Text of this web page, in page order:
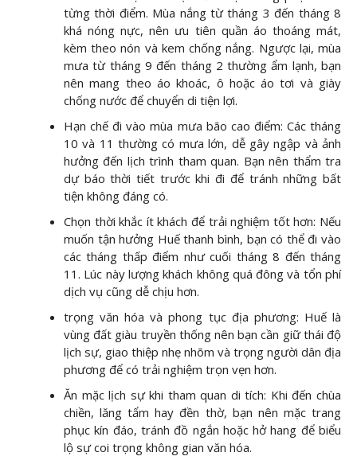
từng thời điểm. Mùa nắng từ tháng 3 đến tháng 8
khá nóng nực, nên ưu tiên quần áo thoáng mát,
kèm theo nón và kem chống nắng. Ngược lại, mùa
mưa từ tháng 9 đến tháng 2 thường ẩm lạnh, bạn
nên mang theo áo khoác, ô hoặc áo tơi và giày
chống nước để chuyển di tiện lợi.
Hạn chế đi vào mùa mưa bão cao điểm: Các tháng
10 và 11 thường có mưa lớn, dễ gây ngập và ảnh
hưởng đến lịch trình tham quan. Bạn nên thẩm tra
dự báo thời tiết trước khi đi để tránh những bất
tiện không đáng có.
Chọn thời khắc ít khách để trải nghiệm tốt hơn: Nếu
muốn tận hưởng Huế thanh bình, bạn có thể đi vào
các tháng thấp điểm như cuối tháng 8 đến tháng
11. Lúc này lượng khách không quá đông và tổn phí
dịch vụ cũng dễ chịu hơn.
trọng văn hóa và phong tục địa phương: Huế là
vùng đất giàu truyền thống nên bạn cần giữ thái độ
lịch sự, giao thiệp nhẹ nhõm và trọng người dân địa
phương để có trải nghiệm trọn vẹn hơn.
Ăn mặc lịch sự khi tham quan di tích: Khi đến chùa
chiền, lăng tẩm hay đền thờ, bạn nên mặc trang
phục kín đáo, tránh đồ ngắn hoặc hở hang để biểu
lộ sự coi trọng không gian văn hóa.